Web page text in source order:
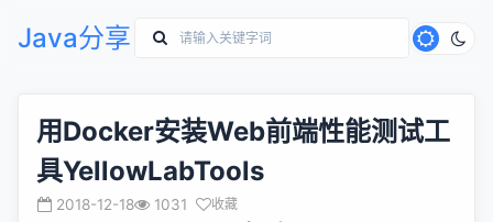
Java分享
用Docker安装Web前端性能测试工
具YellowLabTools
2018-12-18 1031 收藏